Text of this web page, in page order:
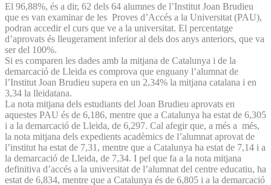
El 96,88%, és a dir, 62 dels 64 alumnes de l’Institut Joan Brudieu
que es van examinar de les Proves d’Accés a la Universitat (PAU),
podran accedir el curs que ve a la universitat. El percentatge
d’aprovats és lleugerament inferior al dels dos anys anteriors, que va
ser del 100%.
Si es comparen les dades amb la mitjana de Catalunya i de la
demarcació de Lleida es comprova que enguany l’alumnat de
l’Institut Joan Brudieu supera en un 2,34% la mitjana catalana i en
3,34 la lleidatana.
La nota mitjana dels estudiants del Joan Brudieu aprovats en
aquestes PAU és de 6,186, mentre que a Catalunya ha estat de 6,305
i a la demarcació de Lleida, de 6,297. Cal afegir que, a més a més,
la nota mitjana dels expedients acadèmics de l’alumnat aprovat de
l’institut ha estat de 7,31, mentre que a Catalunya ha estat de 7,14 i a
la demarcació de Lleida, de 7,34. I pel que fa a la nota mitjana
definitiva d’accés a la universitat de l’alumnat del centre educatiu, ha
estat de 6,834, mentre que a Catalunya és de 6,805 i a la demarcació